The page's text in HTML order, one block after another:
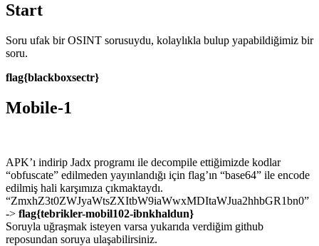
Start
Soru ufak bir OSINT sorusuydu, kolaylıkla bulup yapabildiğimiz bir
soru.
flag{blackboxsectr}
Mobile-1
APK’ı indirip Jadx programı ile decompile ettiğimizde kodlar
“obfuscate” edilmeden yayınlandığı için flag’ın “base64” ile encode
edilmiş hali karşımıza çıkmaktaydı.
“ZmxhZ3t0ZWJyaWtsZXItbW9iaWwxMDItaWJua2hhbGR1bn0”
-> flag{tebrikler-mobil102-ibnkhaldun}
Soruyla uğraşmak isteyen varsa yukarıda verdiğim github
reposundan soruya ulaşabilirsiniz.